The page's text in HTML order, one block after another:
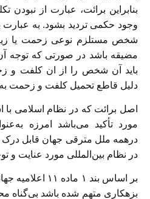
بنابراین برائت، عبارت از
وجود حکمی تردید بشود. به عبارت
شخص مستلزم نوعی زحمت یا
مضیقه باشد در صورتی که توجه
باید آن شخص را از ان کلفت و
دلیل قاطع تحمیل کلفت و زحمت
اصل برائت که در نظام اسلامی با
مورد تأکید می‌باشد امرزه
درهمه ملل مترقی جهان قابل
در نظام بین‌المللی مورد عنایت و
بر اساس بند ۱
بزهکاری متهم شده باشد بی‌گناه